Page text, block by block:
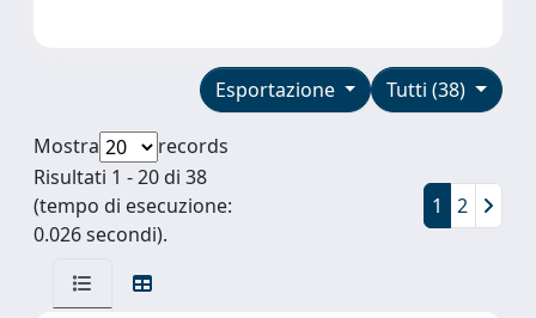
Tutti (38)
Esportazione
Mostra
records
Risultati 1 - 20 di 38
(tempo di esecuzione:
0.026 secondi).
1 2